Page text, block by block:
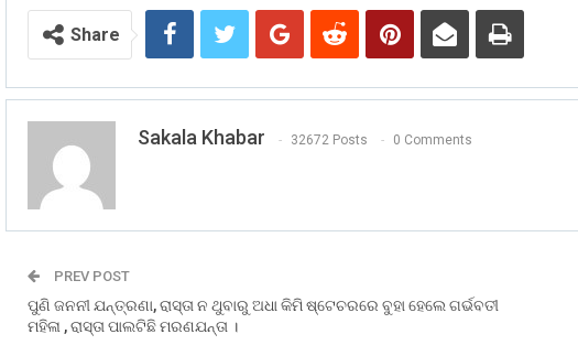
Share
Sakala Khabar 32672 Posts 0 Comments
PREV POST
ପୁଣି ଜନନୀ ଯନ୍ତ୍ରଣା, ରାସ୍ତା ନ ଥୁବାରୁ ଅଧା କିମି ଷ୍ଟେଚରରେ ବୁହା ହେଲେ ଗର୍ଭବତୀ
ମହିଳା , ରାସ୍ତା ପାଲଟିଛି ମରଣଯନ୍ତା ।